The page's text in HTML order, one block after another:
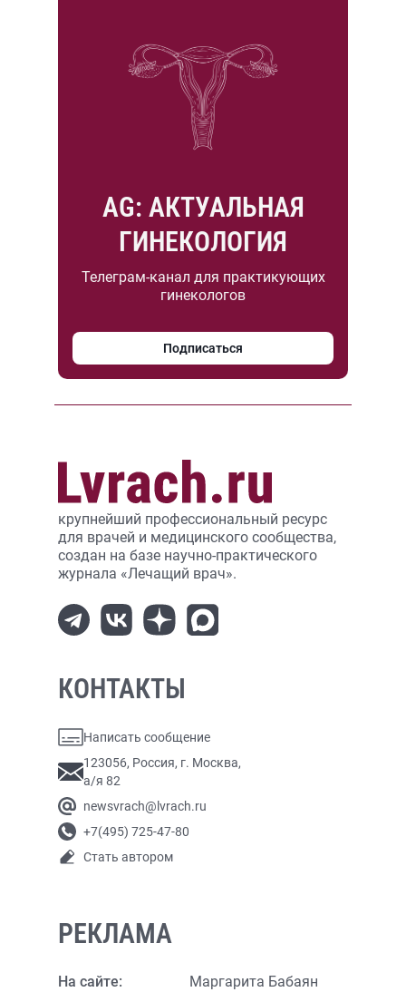
AG: АКТУАЛЬНАЯ
ГИНЕКОЛОГИЯ
Телеграм-канал для практикующих
гинекологов
Подписаться
крупнейший профессиональный ресурс
для врачей и медицинского сообщества,
создан на базе научно-практического
журнала «Лечащий врач».
КОНТАКТЫ
Написать сообщение
123056, Россия, г. Москва,
а/я 82
newsvrach@lvrach.ru
+7(495) 725-47-80
Стать автором
РЕКЛАМА
На сайте:
Маргарита Бабаян